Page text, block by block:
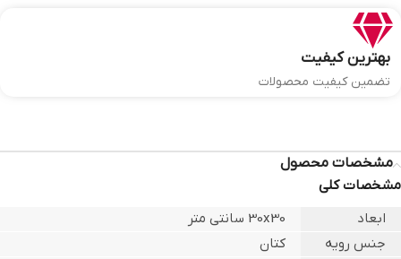
بهترین کیفیت
تضمین کیفیت محصولات
مشخصات محصول
مشخصات کلی
ابعاد
30x30 سانتی متر
جنس رویه
کتان